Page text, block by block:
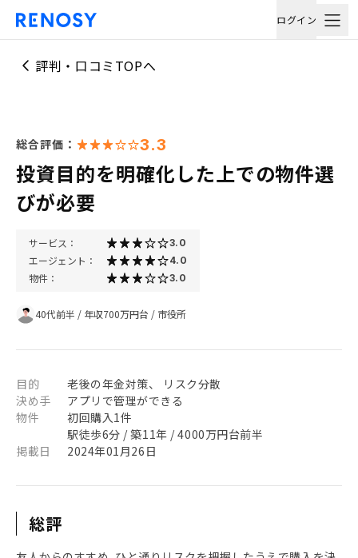
ログイン
評判・口コミTOPへ
総合評価： 3.3
投資目的を明確化した上での物件選
びが必要
サービス： 3.0
エージェント： 4.0
物件： 3.0
40代前半 / 年収700万円台 / 市役所
目的
老後の年金対策、 リスク分散
決め手
アプリで管理ができる
物件
初回購入1件
駅徒歩6分 / 築11年 / 4000万円台前半
掲載日
2024年01月26日
総評